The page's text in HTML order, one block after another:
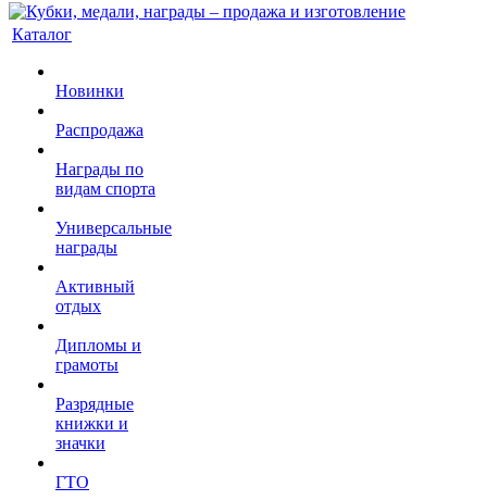
Каталог
Новинки
Распродажа
Награды по
видам спорта
Универсальные
награды
Активный
отдых
Дипломы и
грамоты
Разрядные
книжки и
значки
ГТО